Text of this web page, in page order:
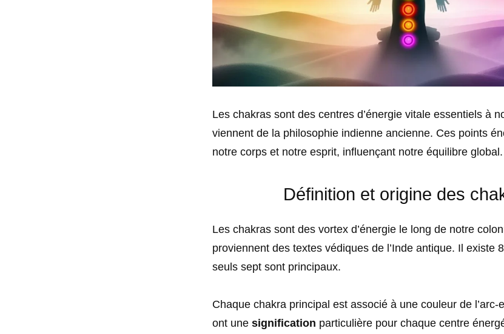
Les chakras sont des centres d’énergie vitale essentiels à
viennent de la philosophie indienne ancienne. Ces points
notre corps et notre esprit, influençant notre équilibre global.
Définition et origine des
Les chakras sont des vortex d’énergie le long de notre
proviennent des textes védiques de l’Inde antique. Il existe
seuls sept sont principaux.
Chaque chakra principal est associé à une couleur de l’arc-
ont une signification particulière pour chaque centre